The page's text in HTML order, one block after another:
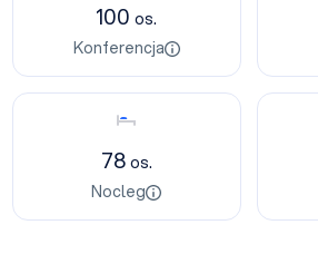
100os.
Konferencja
Nocleg
78os.
Nocleg